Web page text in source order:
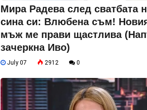
Мира Радева след сватбата
сина си: Влюбена съм!
мъж ме прави щастлива
зачеркна Иво)
July 07 2912 0